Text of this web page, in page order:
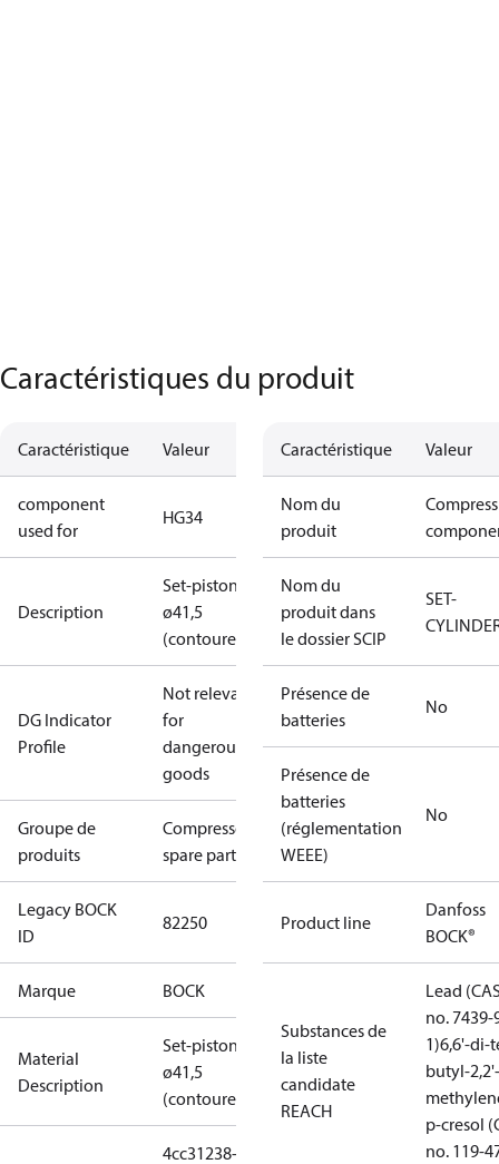
Caractéristiques du produit
Caractéristique Valeur
component
used for
HG34
Description
Set-piston
ø41,5
(contoured)
DG Indicator
Profile
Not relevant
for
dangerous
goods
Groupe de
produits
Compressors
spare parts
Legacy BOCK
ID
82250
Marque BOCK
Material
Description
Set-piston
ø41,5
(contoured)
4cc31238-
Caractéristique Valeur
Nom du
produit
Nom du
produit dans
le dossier SCIP
SET-
Présence de
batteries
No
Présence de
batteries
(réglementation
WEEE)
No
Product line
Danfoss
BOCK®
Substances de
la liste
candidate
REACH
Lead
no. 7439-
1)6,6'-di-
butyl-2,2'-
p-cresol
no. 119-